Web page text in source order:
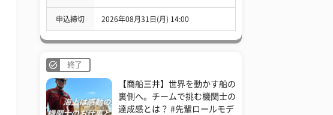
申込締切 2026年08月31日(月) 14:00
終了
【商船三井】世界を動かす船の
裏側へ。チームで挑む機関士の
達成感とは？ #先輩ロールモデ